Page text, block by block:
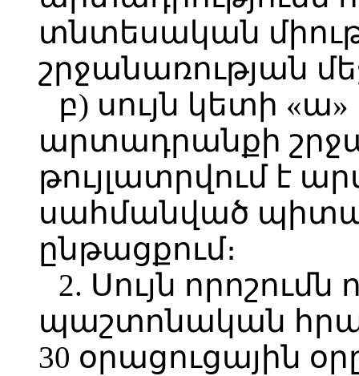
տնտեսական
շրջանառության
բ) սույն կետի
արտադրանքի
թույլատրվում է
սահմանված
ընթացքում։
2. Սույն
պաշտոնական
30 օրացուցային